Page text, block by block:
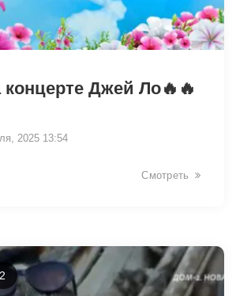
Джей Ло🔥🔥
2025 13:54
Смотреть